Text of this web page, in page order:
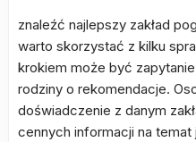
znaleźć najlepszy zakład
warto skorzystać z kilku
krokiem może być
rodziny o rekomendacje.
doświadczenie z danym
cennych informacji na temat